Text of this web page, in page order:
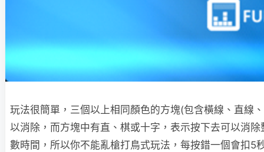
玩法很簡單，三個以上相同顏色的方塊(包含橫線、直線
以消除，而方塊中有直、棋或十字，表示按下去可以消
數時間，所以你不能亂槍打鳥式玩法，每按錯一個會扣5